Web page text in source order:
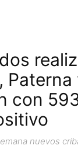
Paterna
con
nuevos